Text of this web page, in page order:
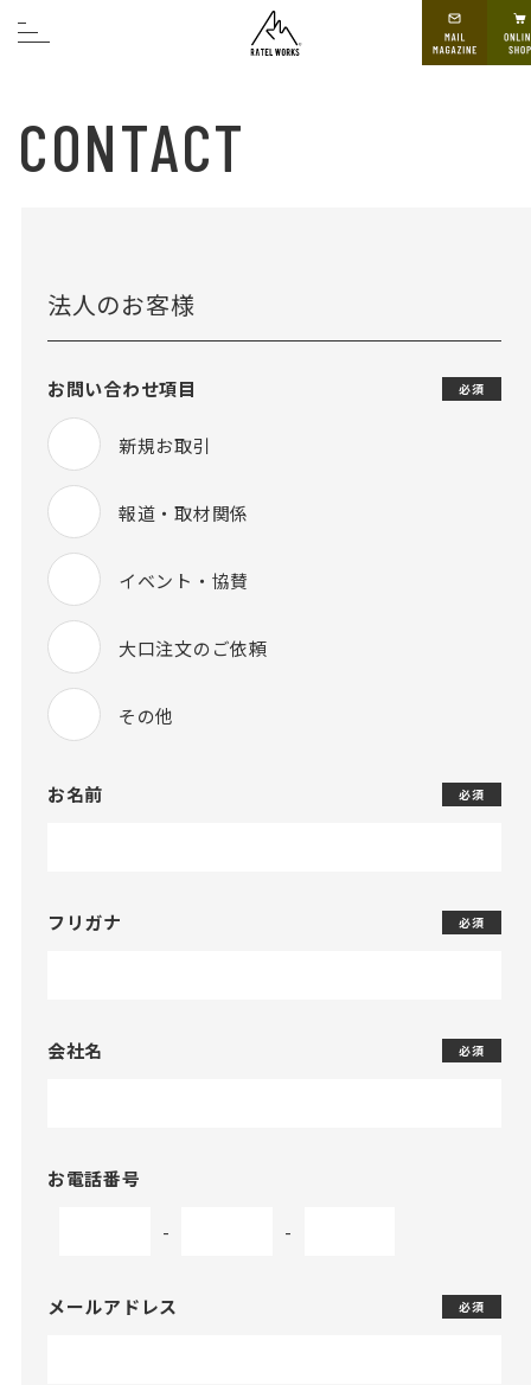
CONTACT
法人のお客様
お問い合わせ項目 必須
新規お取引
報道・取材関係
イベント・協賛
大口注文のご依頼
その他
お名前 必須
フリガナ 必須
会社名 必須
お電話番号
- -
メールアドレス 必須